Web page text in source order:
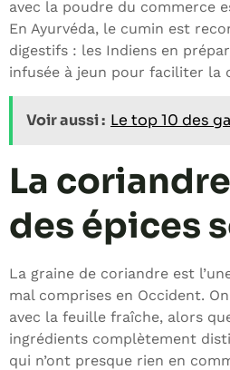
avec la poudre du commerce
En Ayurvéda, le cumin est
digestifs : les Indiens en
infusée à jeun pour faciliter la
Voir aussi : Le top 10 des
La
des épices
La graine de coriandre est
mal comprises en Occident.
avec la feuille fraîche, alors
ingrédients complètement
qui n’ont presque rien en